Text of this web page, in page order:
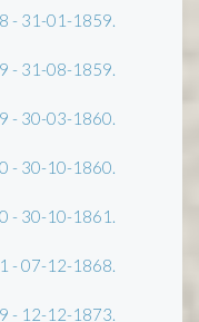
- 31-01-1859.
- 31-08-1859.
- 30-03-1860.
- 30-10-1860.
- 30-10-1861.
- 07-12-1868.
- 12-12-1873.